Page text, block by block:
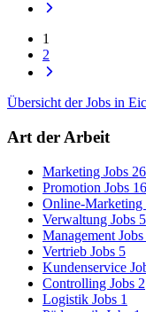
1
2
Übersicht der Jobs in
Art der Arbeit
Marketing Jobs 26
Promotion Jobs 16
Online-Marketing
Verwaltung Jobs 5
Management Jobs
Vertrieb Jobs 5
Kundenservice
Controlling Jobs 2
Logistik Jobs 1